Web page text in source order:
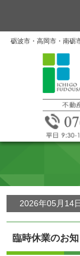
砺波市・高岡市・南砺
2026年05月14
臨時休業のお